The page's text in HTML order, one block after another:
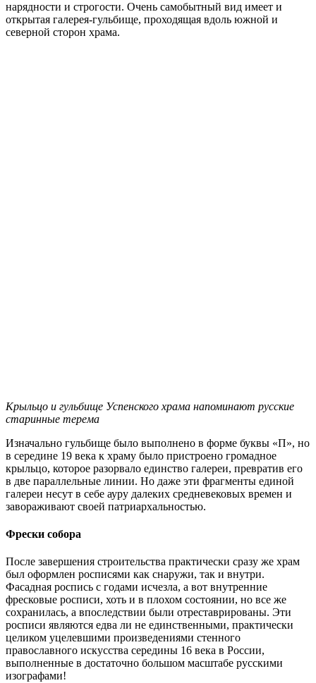
нарядности и строгости. Очень самобытный вид имеет и
открытая галерея-гульбище, проходящая вдоль южной и
северной сторон храма.
Крыльцо и гульбище Успенского храма напоминают русские
старинные терема
Изначально гульбище было выполнено в форме буквы «П», но
в середине 19 века к храму было пристроено громадное
крыльцо, которое разорвало единство галереи, превратив его
в две параллельные линии. Но даже эти фрагменты единой
галереи несут в себе ауру далеких средневековых времен и
завораживают своей патриархальностью.
Фрески собора
После завершения строительства практически сразу же храм
был оформлен росписями как снаружи, так и внутри.
Фасадная роспись с годами исчезла, а вот внутренние
фресковые росписи, хоть и в плохом состоянии, но все же
сохранилась, а впоследствии были отреставрированы. Эти
росписи являются едва ли не единственными, практически
целиком уцелевшими произведениями стенного
православного искусства середины 16 века в России,
выполненные в достаточно большом масштабе русскими
изографами!